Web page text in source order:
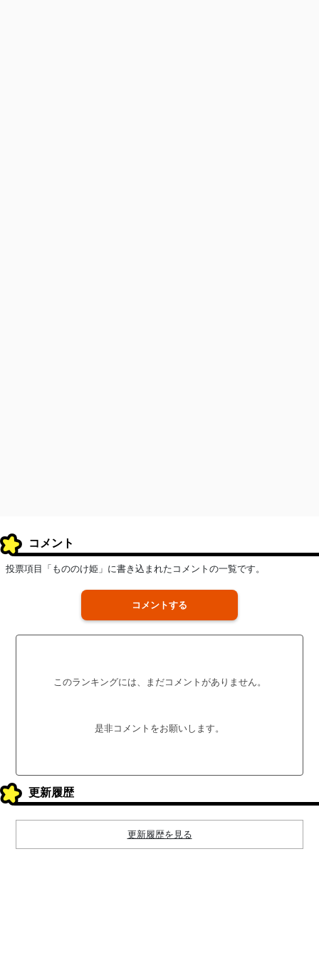
コメント
投票項目「もののけ姫」に書き込まれたコメントの一覧です。
コメントする
このランキングには、まだコメントがありません。
是非コメントをお願いします。
更新履歴
更新履歴を見る